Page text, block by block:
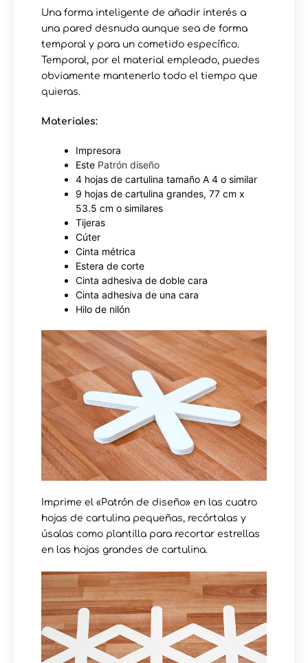
Una forma inteligente de añadir interés a
una pared desnuda aunque sea de forma
temporal y para un cometido específico.
Temporal, por el material empleado, puedes
obviamente mantenerlo todo el tiempo que
quieras.
Materiales:
Impresora
Este Patrón diseño
4 hojas de cartulina tamaño A 4 o similar
9 hojas de cartulina grandes, 77 cm x
53.5 cm o similares
Tijeras
Cúter
Cinta métrica
Estera de corte
Cinta adhesiva de doble cara
Cinta adhesiva de una cara
Hilo de nilón
Imprime el «Patrón de diseño» en las cuatro
hojas de cartulina pequeñas, recórtalas y
úsalas como plantilla para recortar estrellas
en las hojas grandes de cartulina.